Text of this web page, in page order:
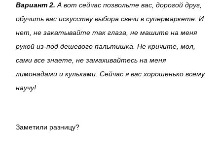
Вариант 2. А вот сейчас позвольте вас, дорогой друг,
обучить вас искусству выбора свечи в супермаркете. И
нет, не закатывайте так глаза, не машите на меня
рукой из-под дешевого пальтишка. Не кричите, мол,
сами все знаете, не замахивайтесь на меня
лимонадами и кульками. Сейчас я вас хорошенько всему
научу!
Заметили разницу?